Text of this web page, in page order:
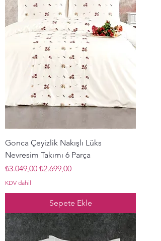
Gonca Çeyizlik Nakışlı Lüks
Nevresim Takımı 6 Parça
Normal Fiyat
₺3.049,00 İndirimli Fiyat
₺2.699,00
KDV dahil
Sepete Ekle